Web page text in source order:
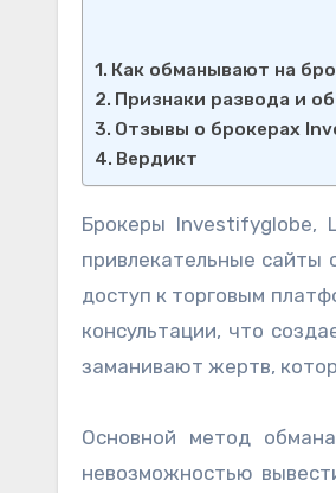
Как обманывают на
Признаки развода и
Отзывы о брокерах
Вердикт
Брокеры Investifyglobe,
привлекательные сайты
доступ к торговым
консультации, что
заманивают жертв,
Основной метод
невозможностью